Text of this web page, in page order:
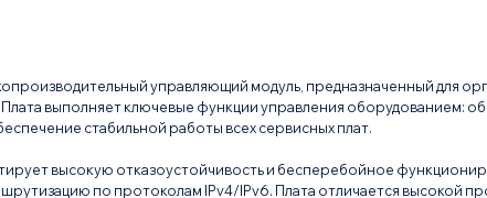
управляющий модуль, предназначенный для
выполняет ключевые функции управления оборудованием:
стабильной работы всех сервисных плат.
высокую отказоустойчивость и бесперебойное
по протоколам IPv4/IPv6. Плата отличается высокой